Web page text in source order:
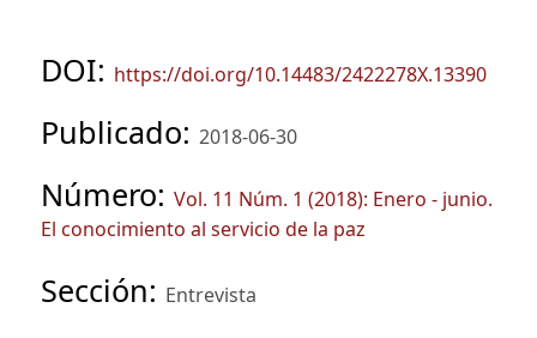
DOI: https://doi.org/10.14483/2422278X.13390
Publicado: 2018-06-30
Número: Vol. 11 Núm. 1 (2018): Enero - junio.
El conocimiento al servicio de la paz
Sección: Entrevista